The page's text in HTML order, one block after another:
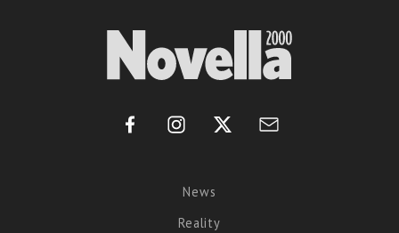
News
Reality